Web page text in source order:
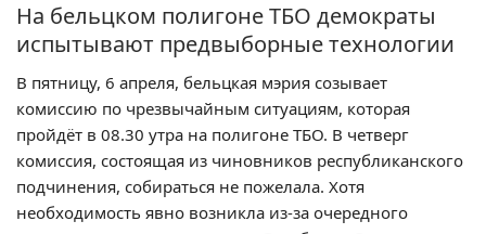
На бельцком полигоне ТБО демократы
испытывают предвыборные технологии
В пятницу, 6 апреля, бельцкая мэрия созывает
комиссию по чрезвычайным ситуациям, которая
пройдёт в 08.30 утра на полигоне ТБО. В четверг
комиссия, состоящая из чиновников республиканского
подчинения, собираться не пожелала. Хотя
необходимость явно возникла из-за очередного